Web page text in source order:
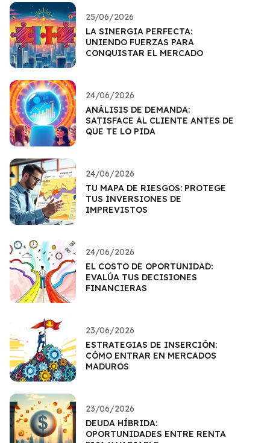
25/06/2026
LA SINERGIA PERFECTA:
UNIENDO FUERZAS PARA
CONQUISTAR EL MERCADO
24/06/2026
ANÁLISIS DE DEMANDA:
SATISFACE AL CLIENTE ANTES DE
QUE TE LO PIDA
24/06/2026
TU MAPA DE RIESGOS: PROTEGE
TUS INVERSIONES DE
IMPREVISTOS
24/06/2026
EL COSTO DE OPORTUNIDAD:
EVALÚA TUS DECISIONES
FINANCIERAS
23/06/2026
ESTRATEGIAS DE INSERCIÓN:
CÓMO ENTRAR EN MERCADOS
MADUROS
23/06/2026
DEUDA HÍBRIDA:
OPORTUNIDADES ENTRE RENTA